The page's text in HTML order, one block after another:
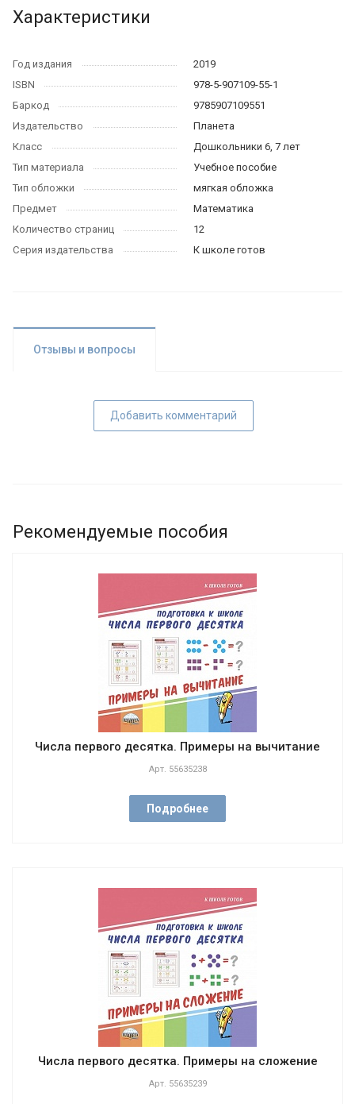
Характеристики
Год издания
2019
ISBN
978-5-907109-55-1
Баркод
9785907109551
Издательство
Планета
Класс
Дошкольники 6, 7 лет
Тип материала
Учебное пособие
Тип обложки
мягкая обложка
Предмет
Математика
Количество страниц
12
Серия издательства
К школе готов
Отзывы и вопросы
Добавить комментарий
Рекомендуемые пособия
Числа первого десятка. Примеры на вычитание
Арт. 55635238
Подробнее
Числа первого десятка. Примеры на сложение
Арт. 55635239